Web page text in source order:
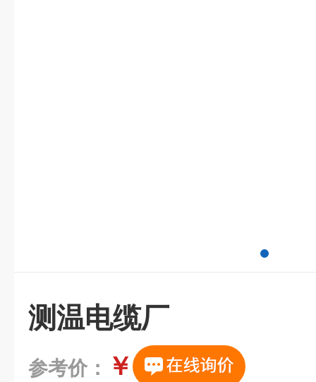
测温电缆厂
参考价： ￥